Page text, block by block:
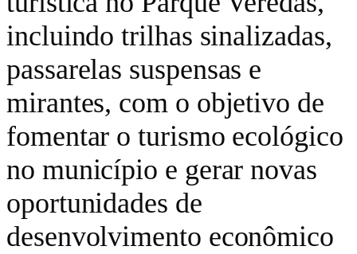
incluindo trilhas sinalizadas,
passarelas suspensas e
mirantes, com o objetivo de
fomentar o turismo ecológico
no município e gerar novas
oportunidades de
desenvolvimento econômico